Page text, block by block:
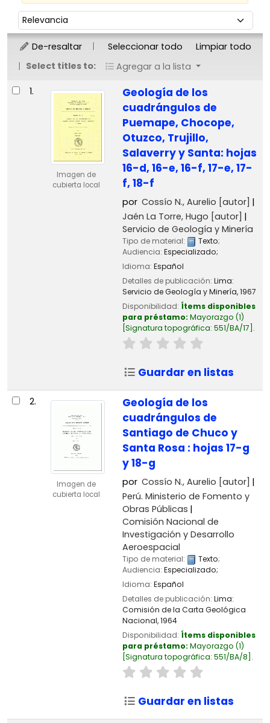
Ordenar
Ordenar por:
De-resaltar Seleccionar todo
Limpiar todo
Select titles to:
Agregar a la lista
Resultados
1.
Imagen de
cubierta local
Geología de los
cuadrángulos de
Puemape, Chocope,
Otuzco, Trujillo,
Salaverry y Santa: hojas
16-d, 16-e, 16-f, 17-e, 17-
f, 18-f
por Cossío N., Aurelio [autor]
Jaén La Torre, Hugo [autor]
Servicio de Geología y Minería
Tipo de material: Texto;
Audiencia: Especializado;
Idioma: Español
Detalles de publicación: Lima:
Servicio de Geología y Minería,1967
Disponibilidad: Ítems disponibles
para préstamo: Mayorazgo (1)
Signatura topográfica: 551/BA/17 .
Guardar en listas
2.
Imagen de
cubierta local
Geología de los
cuadrángulos de
Santiago de Chuco y
Santa Rosa : hojas 17-g
y 18-g
por Cossío N., Aurelio [autor]
Perú. Ministerio de Fomento y
Obras Públicas
Comisión Nacional de
Investigación y Desarrollo
Aeroespacial
Tipo de material: Texto;
Audiencia: Especializado;
Idioma: Español
Detalles de publicación: Lima:
Comisión de la Carta Geológica
Nacional,1964
Disponibilidad: Ítems disponibles
para préstamo: Mayorazgo (1)
Signatura topográfica: 551/BA/8 .
Guardar en listas